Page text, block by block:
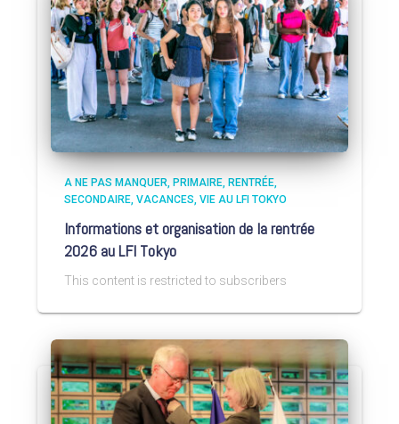
A NE PAS MANQUER PRIMAIRE RENTRÉE
SECONDAIRE VACANCES VIE AU LFI TOKYO
Informations et organisation de la rentrée
2026 au LFI Tokyo
This content is restricted to subscribers